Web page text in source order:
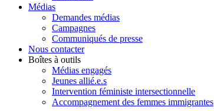
Médias
Demandes médias
Campagnes
Communiqués de presse
Nous contacter
Boîtes à outils
Médias engagés
Jeunes allié.e.s
Intervention féministe intersectionnelle
Accompagnement des femmes immigrantes